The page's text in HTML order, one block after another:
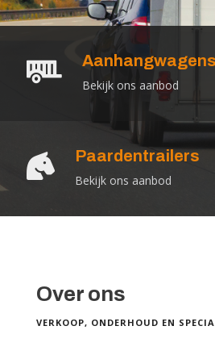
 Aanhangwagens
Bekijk ons aanbod
 Paardentrailers
Bekijk ons aanbod
Over ons
VERKOOP, ONDERHOUD EN